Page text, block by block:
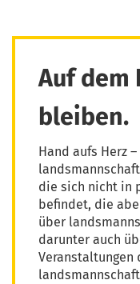
Auf dem
bleiben.
Hand aufs Herz
die sich nicht in
befindet, die
über
darunter auch
Veranstaltungen